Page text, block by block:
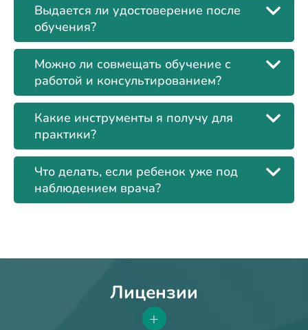
Выдается ли удостоверение после
обучения?
Можно ли совмещать обучение с
работой и консультированием?
Какие инструменты я получу для
практики?
Что делать, если ребенок уже под
наблюдением врача?
Лицензии
+